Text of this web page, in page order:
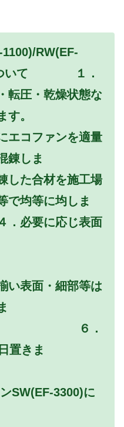
RW(EF-
ついて １．
転圧・乾燥状態な
整えます。
エコファンを適量
錬しま
合材を施工場
で均等に均しま
応じ表面
・細部等は
．
置きま
3300)に